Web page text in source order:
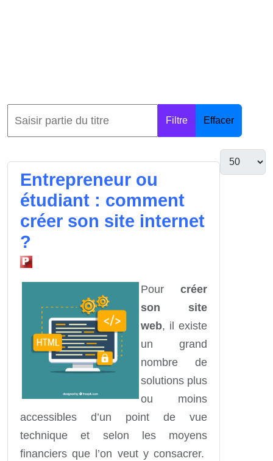
Filtre Effacer
Entrepreneur ou
étudiant : comment
créer son site internet
?
Pour créer
son site
web, il existe
un grand
nombre de
solutions plus
ou moins
accessibles d’un point de vue
technique et selon les moyens
financiers que l’on veut y consacrer.